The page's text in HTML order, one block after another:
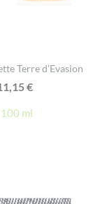
Terre d’Evasion
€
100 ml